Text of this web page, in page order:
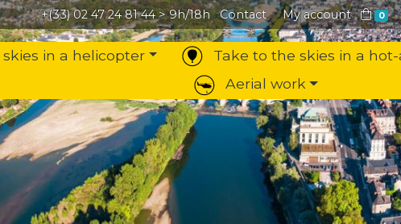
+(33) 02 47 24 81 44> 9h/18h Contact My account 0
in a helicopter Take to the skies in a
Aerial work